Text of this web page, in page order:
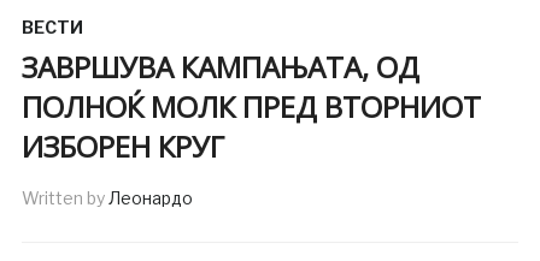
ВЕСТИ
ЗАВРШУВА КАМПАЊАТА, ОД
ПОЛНОЌ МОЛК ПРЕД ВТОРНИОТ
ИЗБОРЕН КРУГ
Written byЛеонардо